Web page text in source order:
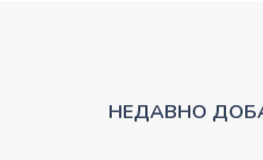
НЕДАВНО